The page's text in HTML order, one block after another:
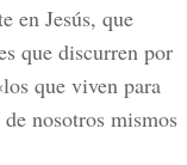
en Jesús, que
que discurren por
que viven para
nosotros mismos